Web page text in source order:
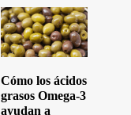
Cómo los ácidos
grasos Omega-3
ayudan a